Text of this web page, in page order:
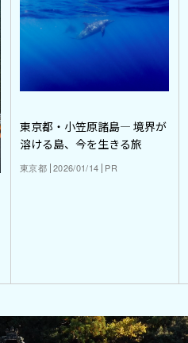
東京都・小笠原諸島― 境界が
溶ける島、今を生きる旅
東京都 2026/01/14 PR